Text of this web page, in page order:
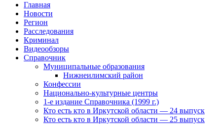
Главная
Новости
Регион
Расследования
Криминал
Видеообзоры
Справочник
Муниципальные образования
Нижнеилимский район
Конфессии
Национально-культурные центры
1-е издание Справочника (1999 г.)
Кто есть кто в Иркутской области — 24 выпуск
Кто есть кто в Иркутской области — 25 выпуск